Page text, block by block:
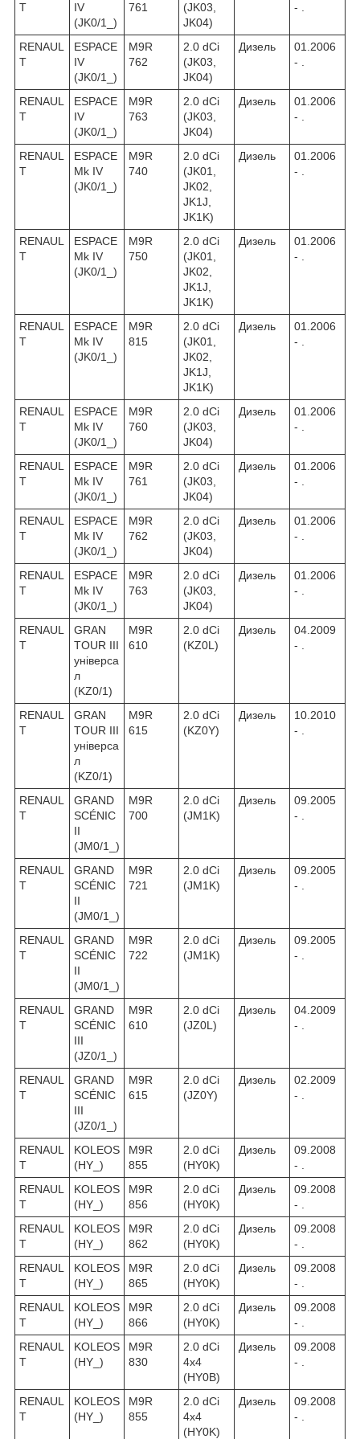
T
IV
(JK0/1_)
761
(JK03,
JK04)
- .
RENAUL
T
ESPACE
IV
(JK0/1_)
M9R
762
2.0 dCi
(JK03,
JK04)
Дизель
01.2006
- .
RENAUL
T
ESPACE
IV
(JK0/1_)
M9R
763
2.0 dCi
(JK03,
JK04)
Дизель
01.2006
- .
RENAUL
T
ESPACE
Mk IV
(JK0/1_)
M9R
740
2.0 dCi
(JK01,
JK02,
JK1J,
JK1K)
Дизель
01.2006
- .
RENAUL
T
ESPACE
Mk IV
(JK0/1_)
M9R
750
2.0 dCi
(JK01,
JK02,
JK1J,
JK1K)
Дизель
01.2006
- .
RENAUL
T
ESPACE
Mk IV
(JK0/1_)
M9R
815
2.0 dCi
(JK01,
JK02,
JK1J,
JK1K)
Дизель
01.2006
- .
RENAUL
T
ESPACE
Mk IV
(JK0/1_)
M9R
760
2.0 dCi
(JK03,
JK04)
Дизель
01.2006
- .
RENAUL
T
ESPACE
Mk IV
(JK0/1_)
M9R
761
2.0 dCi
(JK03,
JK04)
Дизель
01.2006
- .
RENAUL
T
ESPACE
Mk IV
(JK0/1_)
M9R
762
2.0 dCi
(JK03,
JK04)
Дизель
01.2006
- .
RENAUL
T
ESPACE
Mk IV
(JK0/1_)
M9R
763
2.0 dCi
(JK03,
JK04)
Дизель
01.2006
- .
RENAUL
T
GRAN
TOUR III
універса
л
(KZ0/1)
M9R
610
2.0 dCi
(KZ0L)
Дизель
04.2009
- .
RENAUL
T
GRAN
TOUR III
універса
л
(KZ0/1)
M9R
615
2.0 dCi
(KZ0Y)
Дизель
10.2010
- .
RENAUL
T
GRAND
SCÉNIC
II
(JM0/1_)
M9R
700
2.0 dCi
(JM1K)
Дизель
09.2005
- .
RENAUL
T
GRAND
SCÉNIC
II
(JM0/1_)
M9R
721
2.0 dCi
(JM1K)
Дизель
09.2005
- .
RENAUL
T
GRAND
SCÉNIC
II
(JM0/1_)
M9R
722
2.0 dCi
(JM1K)
Дизель
09.2005
- .
RENAUL
T
GRAND
SCÉNIC
III
(JZ0/1_)
M9R
610
2.0 dCi
(JZ0L)
Дизель
04.2009
- .
RENAUL
T
GRAND
SCÉNIC
III
(JZ0/1_)
M9R
615
2.0 dCi
(JZ0Y)
Дизель
02.2009
- .
RENAUL
T
KOLEOS
(HY_)
M9R
855
2.0 dCi
(HY0K)
Дизель
09.2008
- .
RENAUL
T
KOLEOS
(HY_)
M9R
856
2.0 dCi
(HY0K)
Дизель
09.2008
- .
RENAUL
T
KOLEOS
(HY_)
M9R
862
2.0 dCi
(HY0K)
Дизель
09.2008
- .
RENAUL
T
KOLEOS
(HY_)
M9R
865
2.0 dCi
(HY0K)
Дизель
09.2008
- .
RENAUL
T
KOLEOS
(HY_)
M9R
866
2.0 dCi
(HY0K)
Дизель
09.2008
- .
RENAUL
T
KOLEOS
(HY_)
M9R
830
2.0 dCi
4x4
(HY0B)
Дизель
09.2008
- .
RENAUL
T
KOLEOS
(HY_)
M9R
855
2.0 dCi
4x4
(HY0K)
Дизель
09.2008
- .